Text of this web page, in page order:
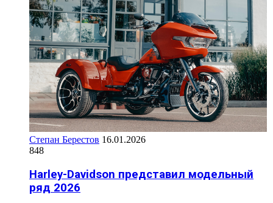
Степан Берестов 16.01.2026
848
Harley-Davidson представил модельный
ряд 2026